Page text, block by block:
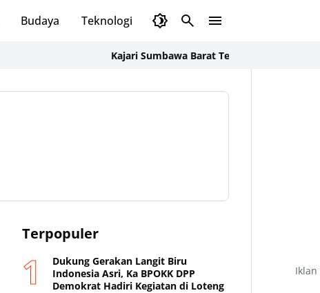
Budaya Teknologi Olahraga
Kajari Sumbawa Barat Tegaskan Penyidikan
Terpopuler
Dukung Gerakan Langit Biru
Indonesia Asri, Ka BPOKK DPP
Demokrat Hadiri Kegiatan di Loteng
Iklan